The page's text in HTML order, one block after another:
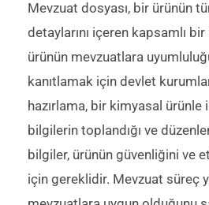
Mevzuat dosyası, bir ürünün
detaylarını içeren kapsamlı
ürünün mevzuatlara
kanıtlamak için devlet
hazırlama, bir kimyasal ürünle
bilgilerin toplandığı ve
bilgiler, ürünün güvenliğini ve
için gereklidir. Mevzuat süreç